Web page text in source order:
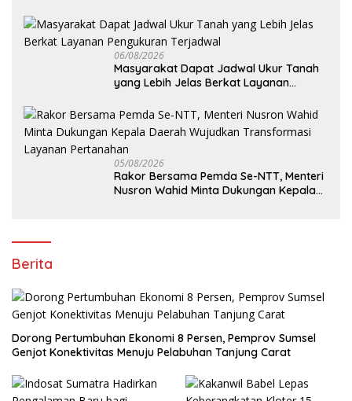
06/08/2026
Masyarakat Dapat Jadwal Ukur Tanah
yang Lebih Jelas Berkat Layanan
05/08/2026
Rakor Bersama Pemda Se-NTT, Menteri
Nusron Wahid Minta Dukungan Kepala
Berita
Dorong Pertumbuhan Ekonomi 8 Persen, Pemprov Sumsel
Genjot Konektivitas Menuju Pelabuhan Tanjung Carat